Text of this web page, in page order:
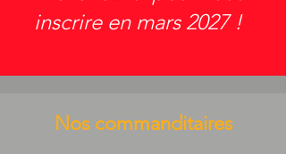
inscrire en mars 2027 !
Nos commanditaires